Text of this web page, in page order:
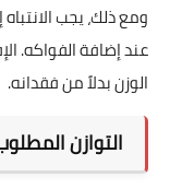
ومع ذلك، يجب
عند إضافة الفواكه.
الوزن بدلاً من فقدانه.
التوازن